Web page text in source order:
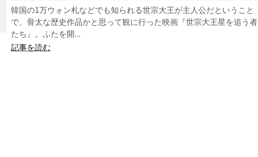
韓国の1万ウォン札などでも知られる世宗大王が主人公だということ
で、骨太な歴史作品かと思って観に行った映画『世宗大王星を追う者
たち』。ふたを開...
記事を読む